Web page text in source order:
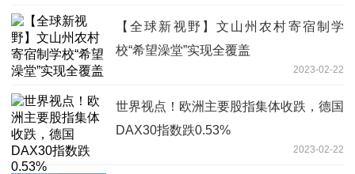
【全球新视野】文山州农村寄宿制学
校“希望澡堂”实现全覆盖
2023-02-22
世界视点！欧洲主要股指集体收跌，德国
DAX30指数跌0.53%
2023-02-22